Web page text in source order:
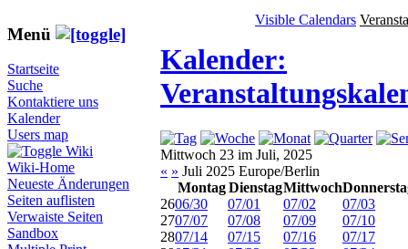
Menü
Startseite
Suche
Kontaktiere uns
Kalender
Users map
Wiki
Wiki-Home
Neueste Änderungen
Seiten auflisten
Verwaiste Seiten
Sandbox
Visible Calendars
Kalender:
Mittwoch 23 im Juli, 2025
« » Juli 2025 Europe/Berlin
Montag DienstagMittwoch
2606/30 07/01 07/02
07/03
2707/07 07/08 07/09
07/10
2807/14 07/15 07/16
07/17